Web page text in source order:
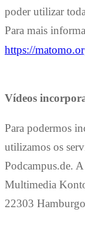
poder utilizar
Para mais
https://
Vídeos
Para podermos
utilizamos os
Podcampus.de.
Multimedia
22303